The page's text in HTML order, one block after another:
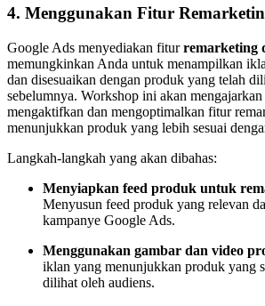
4. Menggunakan Fitur
Google Ads menyediakan fiturremarketing
memungkinkan Anda untuk menampilkan
dan disesuaikan dengan produk yang telah
sebelumnya. Workshop ini akan mengajarkan
mengaktifkan dan mengoptimalkan fitur
menunjukkan produk yang lebih sesuai
Langkah-langkah yang akan dibahas:
Menyiapkan feed produk untuk
Menyusun feed produk yang relevan
kampanye Google Ads.
Menggunakan gambar dan video
iklan yang menunjukkan produk yang
dilihat oleh audiens.